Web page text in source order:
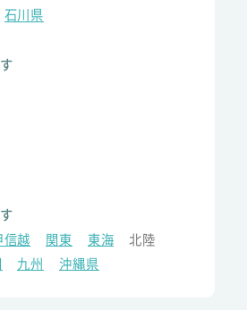
石川県
信越 関東 東海
北陸
九州 沖縄県